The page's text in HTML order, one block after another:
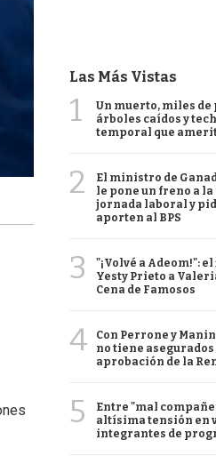
Las Más Vistas
1
Un muerto, miles de
árboles caídos y
temporal que
2
El ministro de
le pone un freno a
jornada laboral y
aporten al BPS
3
"¡Volvé a Adeom!":
Yesty Prieto a
Cena de Famosos
4
Con Perrone y
no tiene
aprobación de la
5
Entre "mal
altísima tensión en
integrantes de